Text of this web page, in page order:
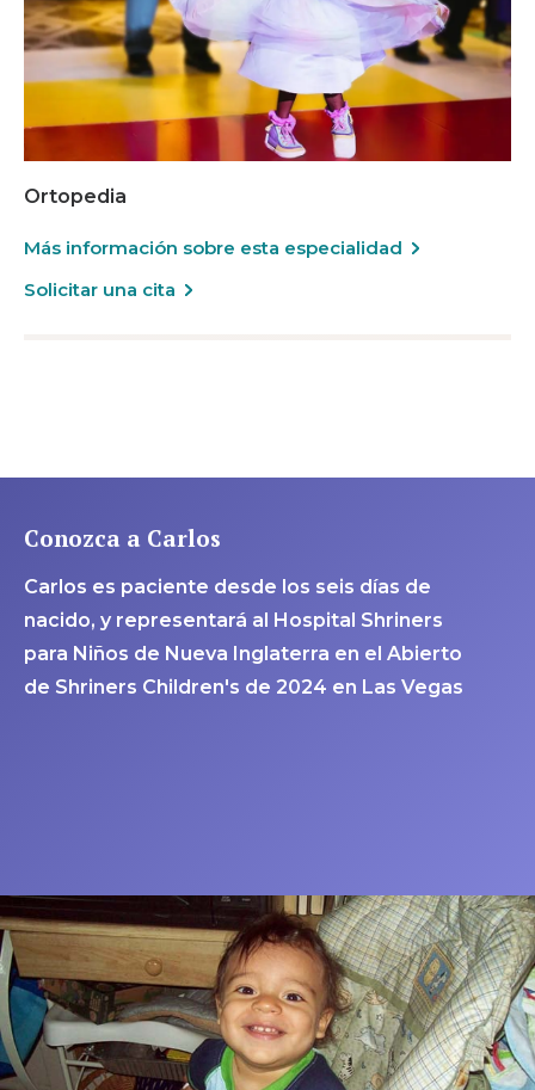
Ortopedia
Más información sobre esta especialidad
Solicitar una cita
Conozca a Carlos
Carlos es paciente desde los seis días de
nacido, y representará al Hospital Shriners
para Niños de Nueva Inglaterra en el Abierto
de Shriners Children's de 2024 en Las Vegas